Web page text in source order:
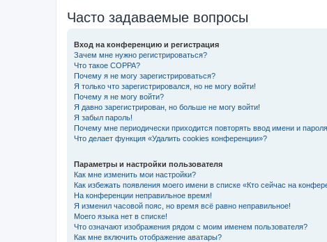
Часто задаваемые вопросы
Вход на конференцию и регистрация
Зачем мне нужно регистрироваться?
Что такое COPPA?
Почему я не могу зарегистрироваться?
Я только что зарегистрировался, но не могу войти!
Почему я не могу войти?
Я давно зарегистрирован, но больше не могу войти!
Я забыл пароль!
Почему мне периодически приходится повторять ввод имени и
Что делает функция «Удалить cookies конференции»?
Параметры и настройки пользователя
Как мне изменить мои настройки?
Как избежать появления моего имени в списке «Кто сейчас на
На конференции неправильное время!
Я изменил часовой пояс, но время всё равно неправильное!
Моего языка нет в списке!
Что означают изображения рядом с моим именем пользователя?
Как мне включить отображение аватары?